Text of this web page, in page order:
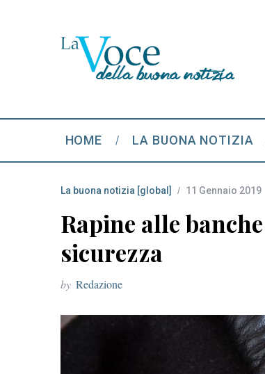
HOME LA BUONA NOTIZIA
La buona notizia [global] 11 Gennaio 2019
Rapine alle
sicurezza
by Redazione